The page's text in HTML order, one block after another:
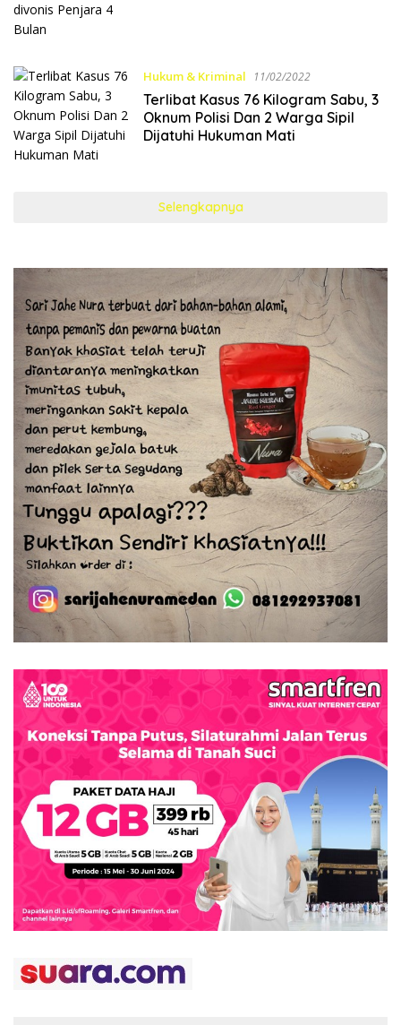
Hukum & Kriminal 11/02/2022
Terlibat Kasus 76 Kilogram Sabu, 3
Oknum Polisi Dan 2 Warga Sipil
Dijatuhi Hukuman Mati
Selengkapnya